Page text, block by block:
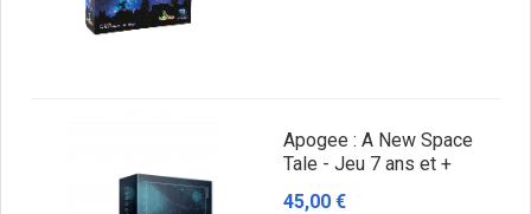
Apogee : A New Space
Tale - Jeu 7 ans et +
45,00 €